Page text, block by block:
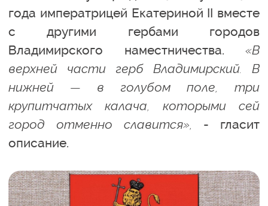
года императрицей Екатериной II вместе
с другими гербами городов
Владимирского наместничества. «В
верхней части герб Владимирский. В
нижней — в голубом поле, три
крупитчатых калача, которыми сей
город отменно славится», - гласит
описание.